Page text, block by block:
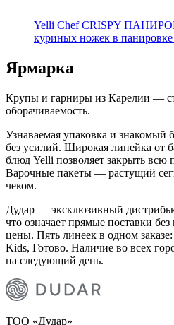
Yelli Chef CRISPY
куриных ножек в панировке
Ярмарка
Крупы и гарниры из Карелии —
оборачиваемость.
Узнаваемая упаковка и знакомый
без усилий. Широкая линейка от
блюд Yelli позволяет закрыть
Варочные пакеты — растущий
чеком.
Дудар — эксклюзивный
что означает прямые поставки
цены. Пять линеек в одном
Kids, Готово. Наличие во всех
на следующий день.
ТОО «Дудар»